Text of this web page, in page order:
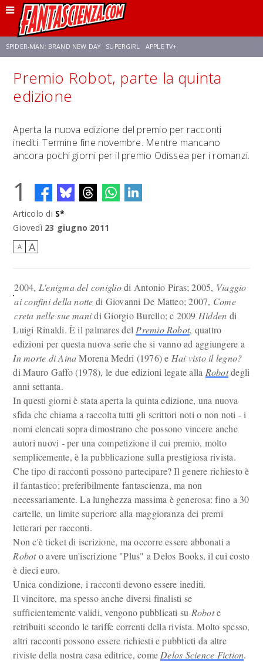
SPIDER-MAN: BRAND NEW DAY SUPERGIRL APPLE TV+
FRANCO RICCIARDIELLO ZENDAYA STAR TREK AVENGERS: DOOMSDAY
Premio Robot, parte la quinta
edizione
Aperta la nuova edizione del premio per racconti
inediti. Termine fine novembre. Mentre mancano
ancora pochi giorni per il premio Odissea per i romanzi.
1
Articolo di S*
Giovedì 23 giugno 2011
A A
2004, L'enigma del conigliodi Antonio Piras; 2005, Viaggio
ai confini della notte di Giovanni De Matteo; 2007, Come
creta nelle sue manidi Giorgio Burello; e 2009 Hidden di
Luigi Rinaldi. È il palmares del Premio Robot, quattro
edizioni per questa nuova serie che si vanno ad aggiungere a
In morte di AinaMorena Medri (1976) e Hai visto il legno?
di Mauro Gaffo (1978), le due edizioni legate alla Robotdegli
anni settanta.
In questi giorni è stata aperta la quinta edizione, una nuova
sfida che chiama a raccolta tutti gli scrittori noti o non noti - i
nomi elencati sopra dimostrano che possono vincere anche
autori nuovi - per una competizione il cui premio, molto
semplicemente, è la pubblicazione sulla prestigiosa rivista.
Che tipo di racconti possono partecipare? Il genere richiesto è
il fantastico; preferibilmente fantascienza, ma non
necessariamente. La lunghezza massima è generosa: fino a 30
cartelle, un limite superiore alla maggioranza dei premi
letterari per racconti.
Non c'è ticket di iscrizione, ma occorre essere abbonati a
Roboto avere un'iscrizione "Plus" a Delos Books, il cui costo
è dieci euro.
Unica condizione, i racconti devono essere inediti.
Il vincitore, ma spesso anche diversi finalisti se
sufficientemente validi, vengono pubblicati su Robote
retribuiti secondo le tariffe correnti della rivista. Molto spesso,
altri racconti possono essere richiesti e pubblicti da altre
riviste della nostra casa editrice, come Delos Science Fiction.